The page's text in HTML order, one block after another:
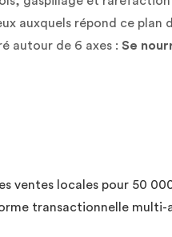
auxquels répond ce plan
autour de 6 axes : Se
ventes locales pour 50
transactionnelle